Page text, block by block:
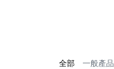
一般產品
全部